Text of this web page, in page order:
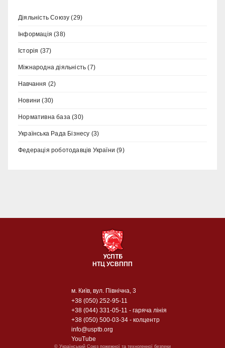
Діяльність Союзу (29)
Інформація (38)
Історія (37)
Міжнародна діяльність (7)
Навчання (2)
Новини (30)
Нормативна база (30)
Українська Рада Бізнесу (3)
Федерація роботодавців України (9)
УСПТБ
НТЦ УСВППП
м. Київ, вул. Північна, 3
+38 (050) 252-95-11
+38 (044) 331-05-11 - гаряча лінія
+38 (050) 500-03-34- колцентр
info@usptb.org
YouTube
© Український Союз пожежної та техногенної безпеки